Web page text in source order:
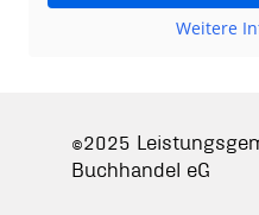
Weitere
©2025
Buchhandel eG